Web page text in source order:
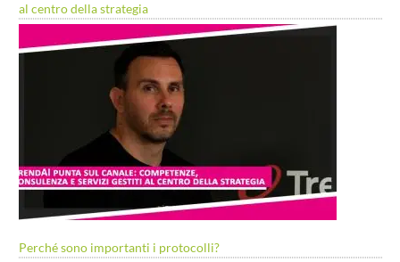
al centro della strategia
Perché sono importanti i protocolli?